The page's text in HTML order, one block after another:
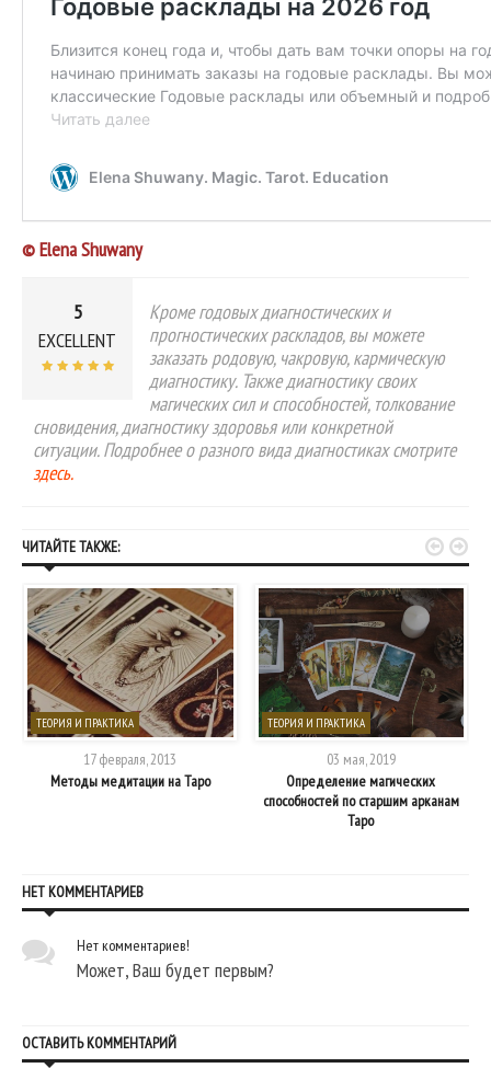
© Elena Shuwany
5
EXCELLENT
Кроме годовых диагностических и
прогностических раскладов, вы можете
заказать родовую, чакровую, кармическую
диагностику. Также диагностику своих
магических сил и способностей, толкование
сновидения, диагностику здоровья или конкретной
ситуации. Подробнее о разного вида диагностиках смотрите
здесь.
ЧИТАЙТЕ ТАКЖЕ:
ТЕОРИЯ И ПРАКТИКА
17 февраля, 2013
Методы медитации на Таро
ТЕОРИЯ И ПРАКТИКА
03 мая, 2019
Определение магических
способностей по старшим арканам
Таро
 
НЕТ КОММЕНТАРИЕВ
Нет комментариев!
Может, Ваш будет первым?
ОСТАВИТЬ КОММЕНТАРИЙ